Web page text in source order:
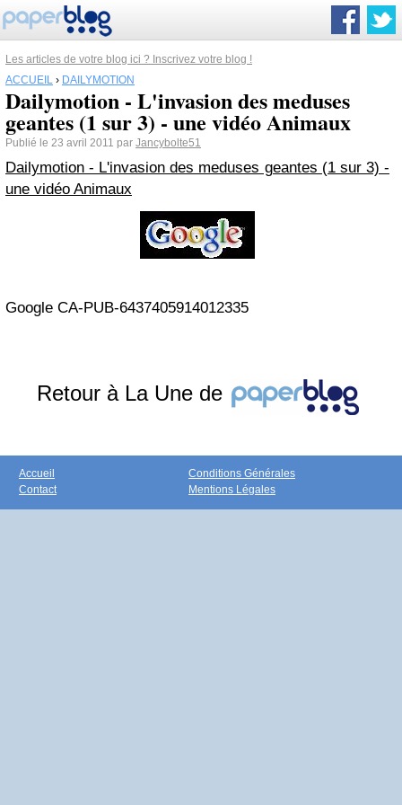
Les articles de votre blog ici ? Inscrivez votre blog !
ACCUEIL › DAILYMOTION
Dailymotion - L'invasion des meduses
geantes (1 sur 3) - une vidéo Animaux
Publié le 23 avril 2011 par Jancybolte51
Dailymotion - L'invasion des meduses geantes (1 sur 3) -
une vidéo Animaux
Google CA-PUB-6437405914012335
Retour à La Une de
Accueil
Contact
Conditions Générales
Mentions Légales